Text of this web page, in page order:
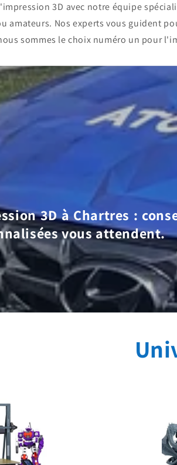
3D avec notre équipe
amateurs. Nos experts vous guident
sommes le choix numéro un pour
3D à Chartres :
vous attendent.